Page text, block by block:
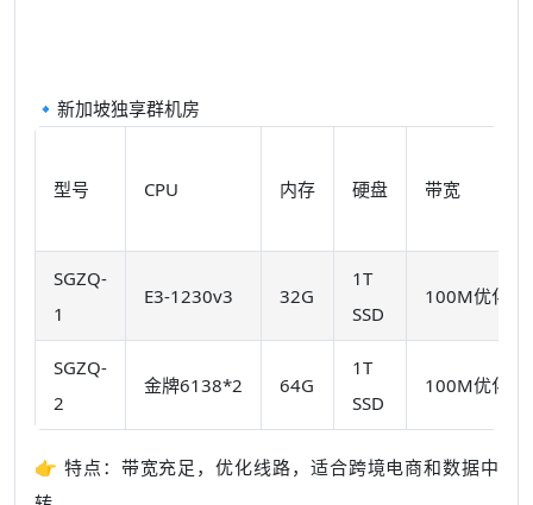
🔹新加坡独享群机房
型号 CPU 内存 硬盘 带宽
SGZQ-
1
E3-1230v3 32G
1T
SSD
100M优化
SGZQ-
2
金牌6138*2 64G
1T
SSD
100M优化
👉 特点：带宽充足，优化线路，适合跨境电商和数据中